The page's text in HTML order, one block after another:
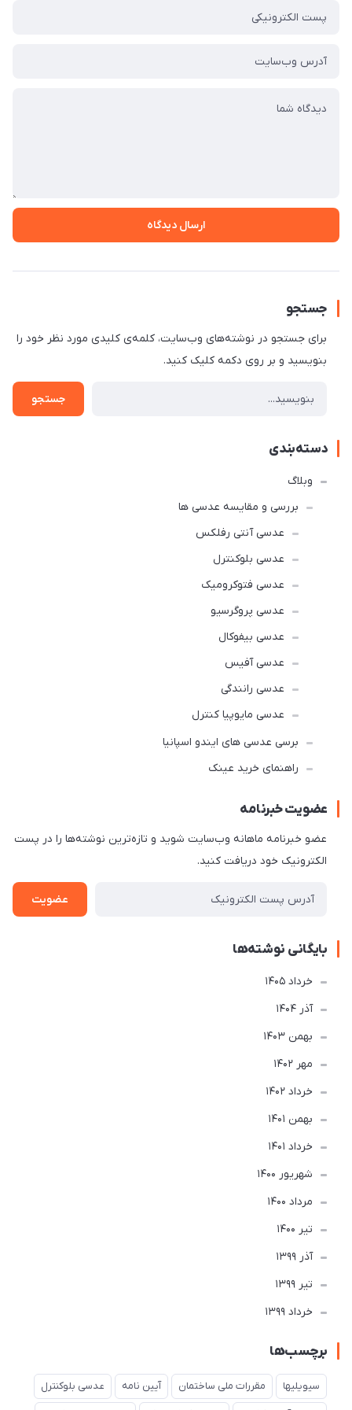
ارسال دیدگاه
جستجو
برای جستجو در نوشته‌های وب‌سایت، کلمه‌ی کلیدی مورد نظر خود را
بنویسید و بر روی دکمه کلیک کنید.
جستجو
دسته‌بندی
وبلاگ
بررسی و مقایسه عدسی ها
عدسی آنتی رفلکس
عدسی بلوکنترل
عدسی فتوکرومیک
عدسی پروگرسیو
عدسی بیفوکال
عدسی آفیس
عدسی رانندگی
عدسی مایوپیا کنترل
برسی عدسی های ایندو اسپانیا
راهنمای خرید عینک
عضویت خبرنامه
عضو خبرنامه ماهانه وب‌سایت شوید و تازه‌ترین نوشته‌ها را در پست
الکترونیک خود دریافت کنید.
عضویت
بایگانی نوشته‌ها
خرداد 1405
آذر 1404
بهمن 1403
مهر 1402
خرداد 1402
بهمن 1401
خرداد 1401
شهریور 1400
مرداد 1400
تير 1400
آذر 1399
تير 1399
خرداد 1399
برچسب‌ها
سیویلیها مقررات ملی ساختمان آیین نامه عدسی بلوکنترل